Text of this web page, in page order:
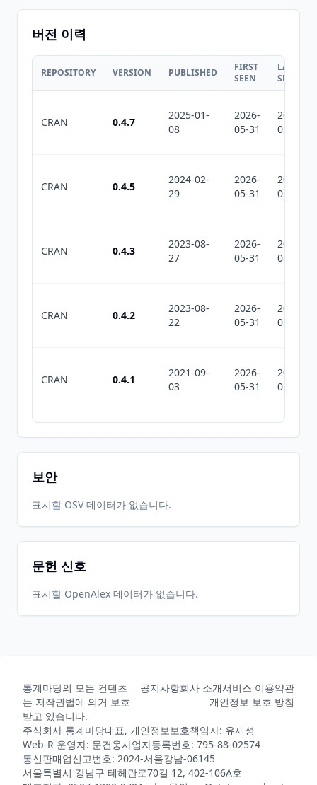
버전 이력
REPOSITORY VERSION PUBLISHED
FIRST
SEEN
LAST
SEEN
CRAN 0.4.7
2025-01-
08
2026-
05-31
2026-
05-31
CRAN 0.4.5
2024-02-
29
2026-
05-31
2026-
05-31
CRAN 0.4.3
2023-08-
27
2026-
05-31
2026-
05-31
CRAN 0.4.2
2023-08-
22
2026-
05-31
2026-
05-31
CRAN 0.4.1
2021-09-
03
2026-
05-31
2026-
05-31
2019-03-
31
2026-
05-31
2026-
05-31
CRAN 0.2.0
CRAN
보안
표시할 OSV 데이터가 없습니다.
문헌 신호
표시할 OpenAlex 데이터가 없습니다.
통계마당의 모든 컨텐츠
는 저작권법에 의거 보호
받고 있습니다.
공지사항회사 소개서비스 이용약관
개인정보 보호 방침
주식회사 통계마당대표, 개인정보보호책임자: 유재성
Web-R 운영자: 문건웅사업자등록번호: 795-88-02574
통신판매업신고번호: 2024-서울강남-06145
서울특별시 강남구 테헤란로70길 12, 402-106A호